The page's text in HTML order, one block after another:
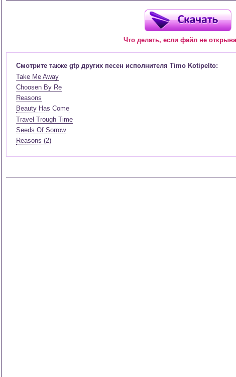
Запись музыкальных произведений для гитары, бас-гитары, банджо и
в виде табулатур или нотной графики (при создании табулатуры
Создание произведений для духовых, струнных, клавишных и других
Создание партий для барабанов и перкуссии;
Интеграция текста песен в ноты и привязка его к нотам дорожек с
Встроенный определитель и визуализатор аккордов для гитары;
Экспортирование музыкальных партитур в MIDI, ASCII, MusicXML, WAV,
к печати;
Импортирование из MIDI, ASCII,MusicXML, Power Tab (.ptb), TablEdit (.tef)
Виртуальный гитарный гриф, клавиатура фортепиано и панель ударных
ноты, проигрываемые в текущий момент. Удобное создание и
инструмента с их помощью;
Что делать, если файл не
Смотрите также gtp других песен исполнителя Timo Kotipelto:
Take Me Away
Choosen By Re
Reasons
Beauty Has Come
Travel Trough Time
Seeds Of Sorrow
Reasons (2)